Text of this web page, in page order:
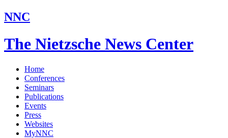
NNC
The Nietzsche News Center
Home
Conferences
Seminars
Publications
Events
Press
Websites
MyNNC